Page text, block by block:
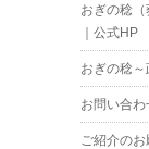
おぎの稔
｜公式HP
おぎの稔～
お問い合わ
ご紹介の